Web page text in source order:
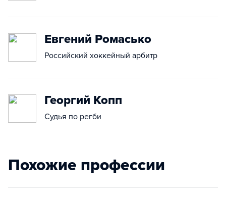
Евгений Ромасько
Российский хоккейный арбитр
Георгий Копп
Судья по регби
Похожие профессии